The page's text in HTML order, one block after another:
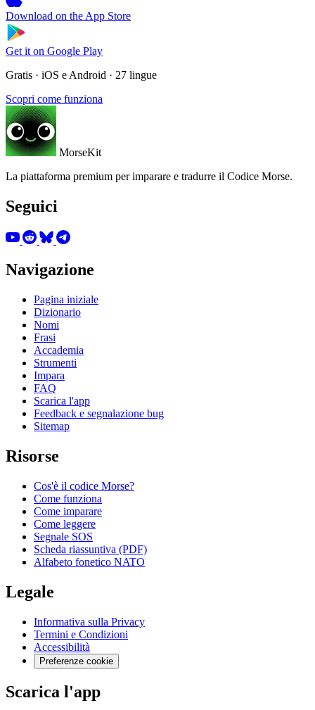
Download on the App Store
Get it on Google Play
Gratis · iOS e Android · 27 lingue
Scopri come funziona
MorseKit
La piattaforma premium per imparare e tradurre il Codice Morse.
Seguici
Navigazione
Pagina iniziale
Dizionario
Nomi
Frasi
Accademia
Strumenti
Impara
FAQ
Scarica l'app
Feedback e segnalazione bug
Sitemap
Risorse
Cos'è il codice Morse?
Come funziona
Come imparare
Come leggere
Segnale SOS
Scheda riassuntiva (PDF)
Alfabeto fonetico NATO
Legale
Informativa sulla Privacy
Termini e Condizioni
Accessibilità
Preferenze cookie
Scarica l'app